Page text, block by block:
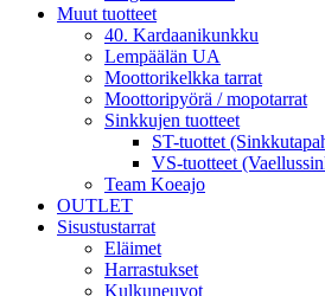
Muut tuotteet
40. Kardaanikunkku
Lempäälän UA
Moottorikelkka tarrat
Moottoripyörä / mopotarrat
Sinkkujen tuotteet
ST-tuottet
VS-tuotteet
Team Koeajo
OUTLET
Sisustustarrat
Eläimet
Harrastukset
Kulkuneuvot